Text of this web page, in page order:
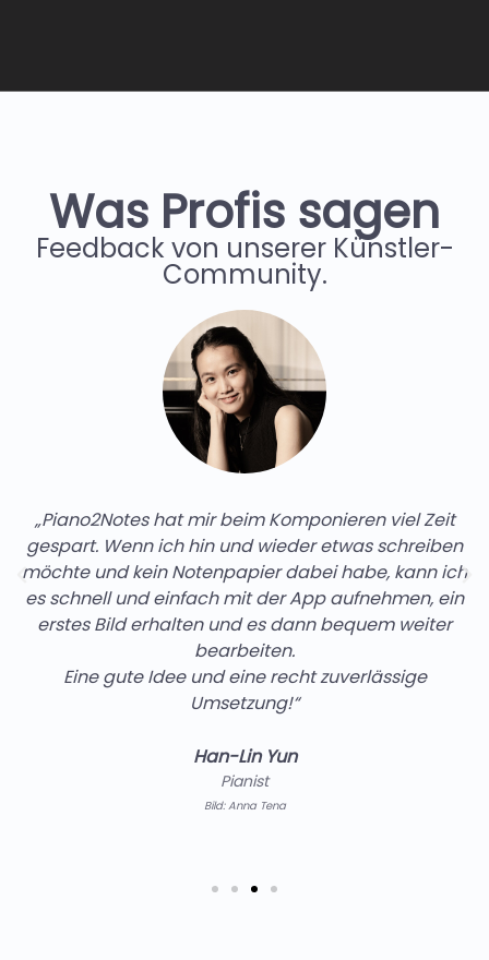
Was Profis sagen
Feedback von unserer Künstler-
Community.
„Piano2Notes hat mir beim Komponieren viel Zeit
gespart. Wenn ich hin und wieder etwas schreiben
möchte und kein Notenpapier dabei habe, kann ich
es schnell und einfach mit der App aufnehmen, ein
erstes Bild erhalten und es dann bequem weiter
bearbeiten.
Eine gute Idee und eine recht zuverlässige
Umsetzung!“
Han-Lin Yun
Pianist
Bild: Anna Tena